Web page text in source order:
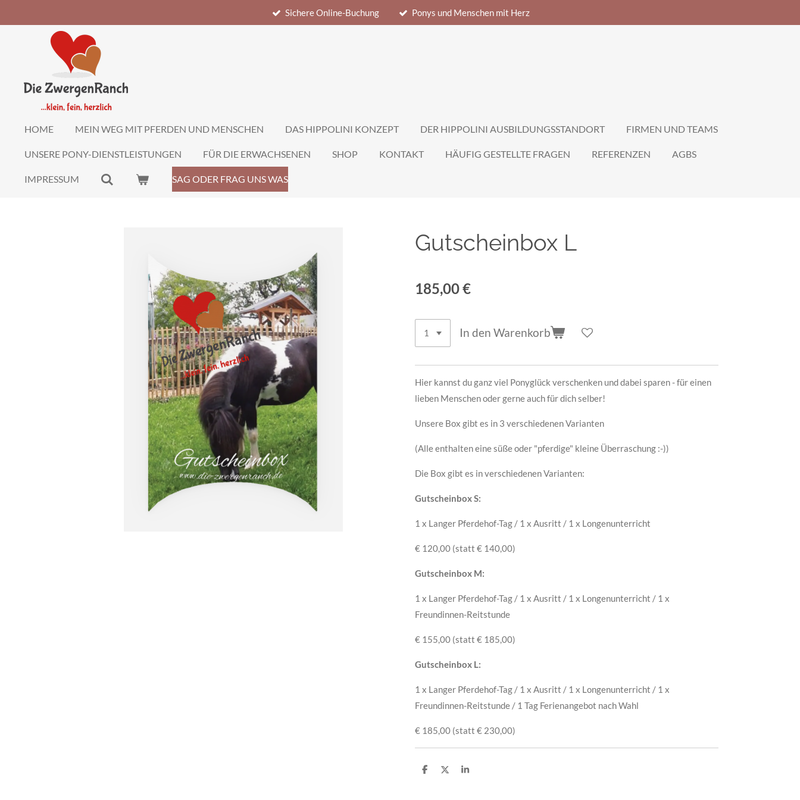
Sichere Online-Buchung Ponys und Menschen mit Herz
HOME MEIN WEG MIT PFERDEN UND MENSCHEN DAS HIPPOLINI KONZEPT DER HIPPOLINI AUSBILDUNGSSTANDORT FIRMEN UND TEAMS
UNSERE PONY-DIENSTLEISTUNGEN FÜR DIE ERWACHSENEN SHOP KONTAKT HÄUFIG GESTELLTE FRAGEN REFERENZEN AGBS
IMPRESSUM SAG ODER FRAG UNS WAS
Gutscheinbox L
185,00 €
In den Warenkorb
Hier kannst du ganz viel Ponyglück verschenken und dabei sparen - für einen
lieben Menschen oder gerne auch für dich selber!
Unsere Box gibt es in 3 verschiedenen Varianten
(Alle enthalten eine süße oder "pferdige" kleine Überraschung :-))
Die Box gibt es in verschiedenen Varianten:
Gutscheinbox S:
1 x Langer Pferdehof-Tag / 1 x Ausritt / 1 x Longenunterricht
€ 120,00 (statt € 140,00)
Gutscheinbox M:
1 x Langer Pferdehof-Tag / 1 x Ausritt / 1 x Longenunterricht / 1 x
Freundinnen-Reitstunde
€ 155,00 (statt € 185,00)
Gutscheinbox L:
1 x Langer Pferdehof-Tag / 1 x Ausritt / 1 x Longenunterricht / 1 x
Freundinnen-Reitstunde / 1 Tag Ferienangebot nach Wahl
€ 185,00 (statt € 230,00)
T
T
T